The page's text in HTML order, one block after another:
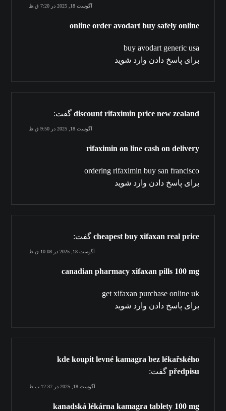
آگوست 18, 2025 در 7:20 ق.ظ
online order avodart buy safely online
buy avodart generic usa
برای پاسخ دادن وارد شوید
discount rifaximin price new zealand گفت:
آگوست 18, 2025 در 9:50 ق.ظ
rifaximin on line cash on delivery
ordering rifaximin buy san francisco
برای پاسخ دادن وارد شوید
cheapest buy xifaxan real price گفت:
آگوست 18, 2025 در 10:08 ق.ظ
canadian pharmacy xifaxan pills 100 mg
get xifaxan purchase online uk
برای پاسخ دادن وارد شوید
kde koupit levné kamagra bez lékařského
předpisu گفت:
آگوست 18, 2025 در 12:37 ب.ظ
kanadská lékárna kamagra tablety 100 mg